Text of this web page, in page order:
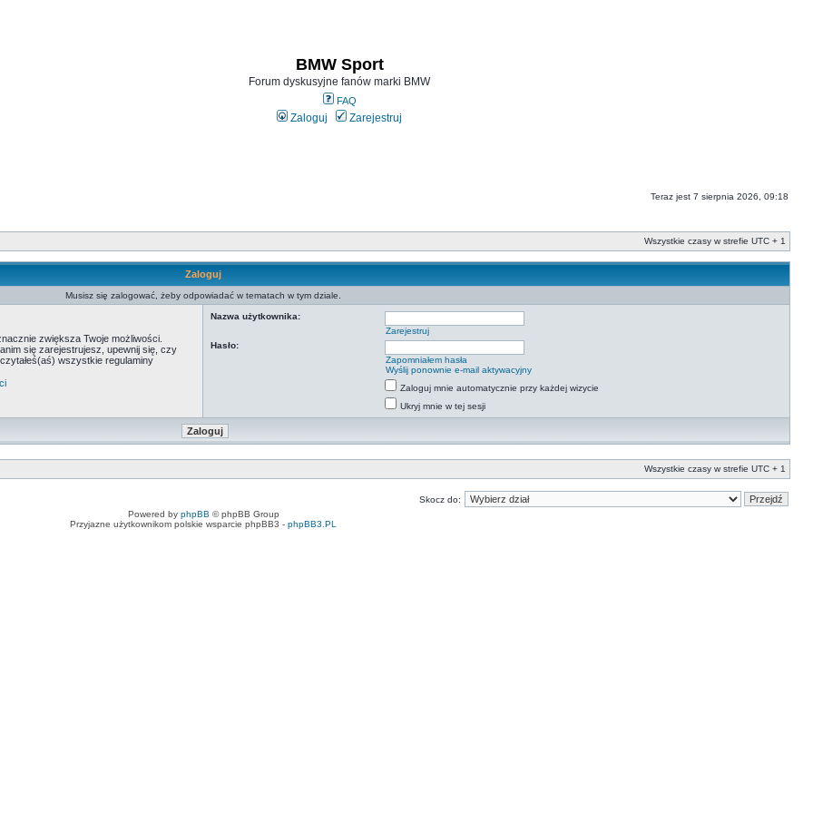
BMW Sport
Forum dyskusyjne fanów marki BMW
FAQ
Zaloguj Zarejestruj
Teraz jest 7 sierpnia 2026, 09:18
Wszystkie czasy w strefie UTC + 1
Zaloguj
Musisz się zalogować, żeby odpowiadać w tematach w tym dziale.
zwiększa Twoje możliwości.
się zarejestrujesz, upewnij się, czy
wszystkie regulaminy
Nazwa użytkownika:
Zarejestruj
Hasło:
Zapomniałem hasła
Wyślij ponownie e-mail aktywacyjny
Zaloguj mnie automatycznie przy każdej wizycie
Ukryj mnie w tej sesji
Wszystkie czasy w strefie UTC + 1
Skocz do:
Powered by phpBB © phpBB Group
Przyjazne użytkownikom polskie wsparcie phpBB3 - phpBB3.PL